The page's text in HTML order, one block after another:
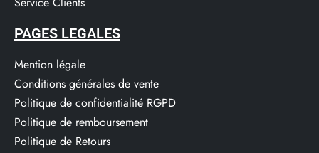
PAGES LEGALES
Mention légale
Conditions générales de vente
Politique de confidentialité RGPD
Politique de remboursement
Politique de Retours